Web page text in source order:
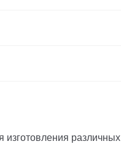
изготовления различных